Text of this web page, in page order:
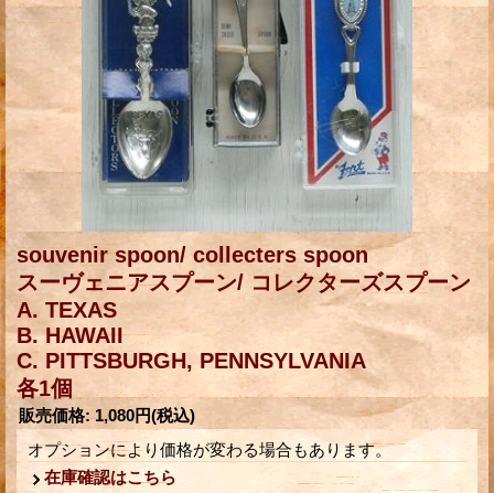
souvenir spoon/ collecters spoon
スーヴェニアスプーン/ コレクターズスプーン
A. TEXAS
B. HAWAII
C. PITTSBURGH, PENNSYLVANIA
各1個
販売価格: 1,080円(税込)
オプションにより価格が変わる場合もあります。
在庫確認はこちら